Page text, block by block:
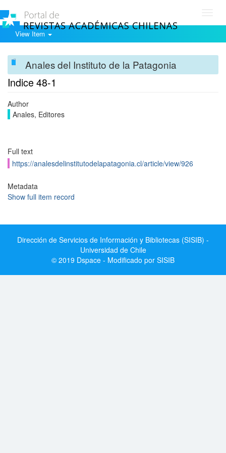
View Item
Anales del Instituto de la Patagonia
Indice 48-1
Author
Anales, Editores
Full text
https://analesdelinstitutodelapatagonia.cl/article/view/926
Metadata
Show full item record
Dirección de Servicios de Información y Bibliotecas (SISIB) -
Universidad de Chile
© 2019 Dspace - Modificado por SISIB